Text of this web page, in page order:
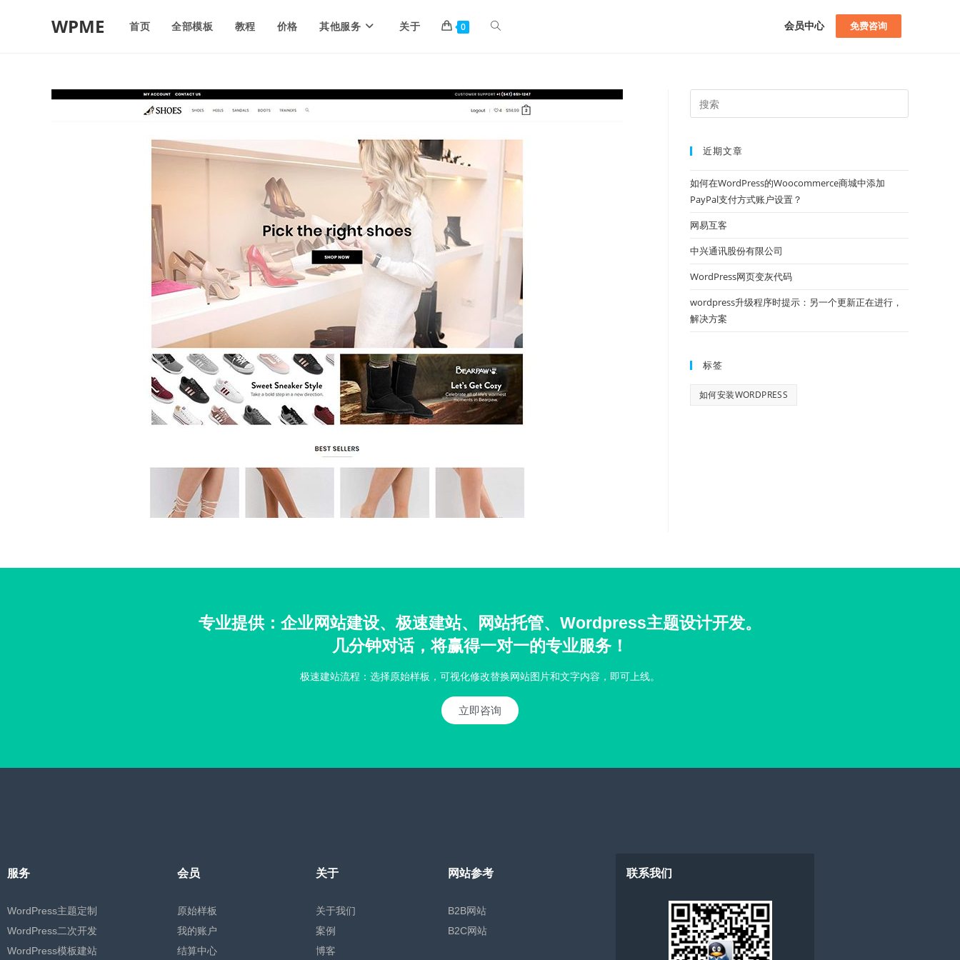
WPME 会员中心 免费咨询
首页 全部模板 教程 价格 其他服务 关于 0
近期文章
如何在WordPress的Woocommerce商城中添加
PayPal支付方式账户设置？
网易互客
中兴通讯股份有限公司
WordPress网页变灰代码
wordpress升级程序时提示：另一个更新正在进行，
解决方案
标签
如何安装WORDPRESS
专业提供：企业网站建设、极速建站、网站托管、Wordpress主题设计开发。
几分钟对话，将赢得一对一的专业服务！
极速建站流程：选择原始样板，可视化修改替换网站图片和文字内容，即可上线。
立即咨询
服务
WordPress主题定制
WordPress二次开发
WordPress模板建站
会员
原始样板
我的账户
结算中心
关于
关于我们
案例
博客
网站参考
B2B网站
B2C网站
联系我们